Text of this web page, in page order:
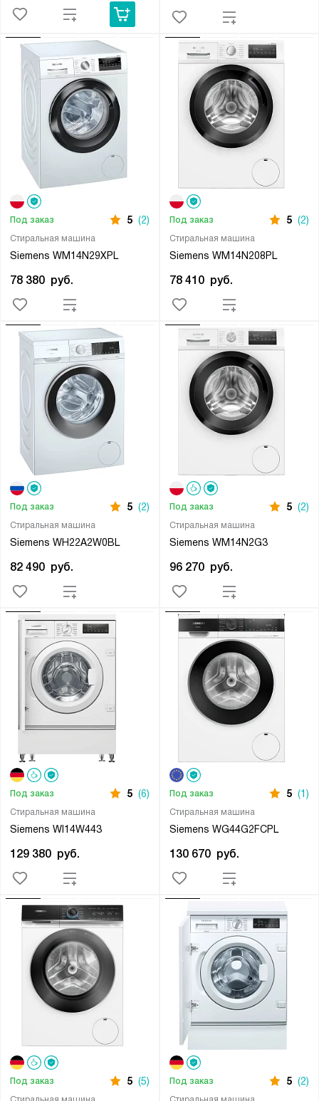
Стиральная машина
Siemens WM14N29XPL
Под заказ 5 (2)
78 380 руб.
Стиральная машина
Siemens WM14N208PL
Под заказ 5 (2)
78 410 руб.
Стиральная машина
Siemens WH22A2W0BL
Под заказ 5 (2)
82 490 руб.
Стиральная машина
Siemens WM14N2G3
Под заказ 5 (2)
96 270 руб.
Стиральная машина
Siemens WI14W443
Под заказ 5 (6)
129 380 руб.
Стиральная машина
Siemens WG44G2FCPL
Под заказ 5 (1)
130 670 руб.
Под заказ 5 (5) Под заказ 5 (2)